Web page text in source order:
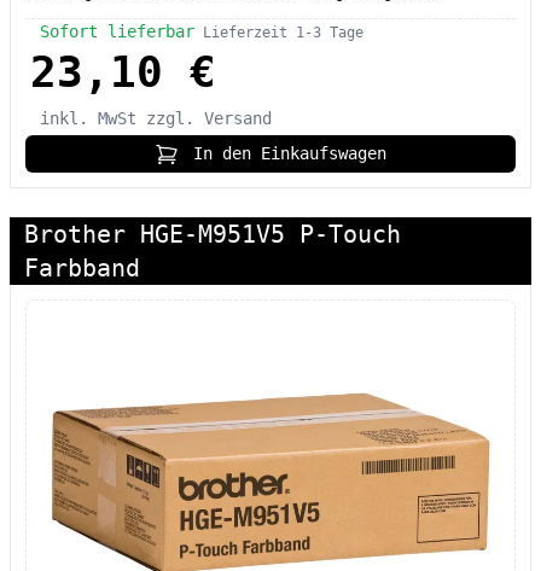
Sofort lieferbar Lieferzeit 1-3 Tage
23,10 €
inkl. MwSt
zzgl. Versand
In den Einkaufswagen
Brother HGE-M951V5 P-Touch
Farbband